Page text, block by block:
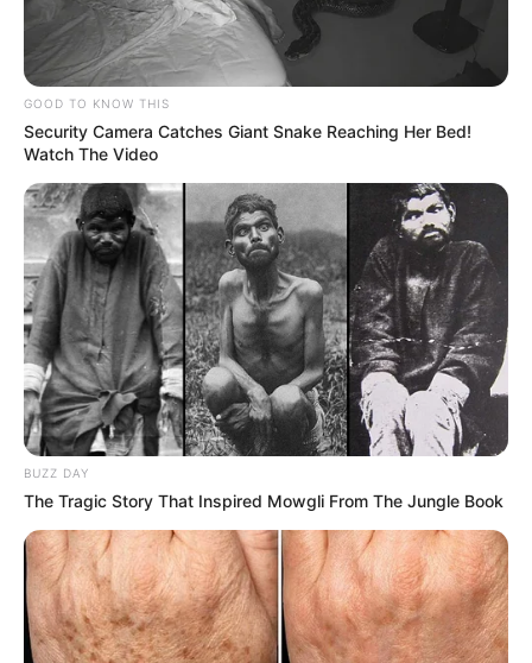
GOOD TO KNOW THIS
Security Camera Catches Giant Snake Reaching Her Bed!
Watch The Video
BUZZ DAY
The Tragic Story That Inspired Mowgli From The Jungle Book